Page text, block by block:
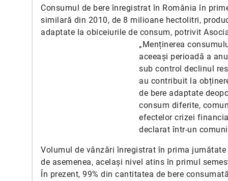
Consumul de bere înregistrat în România în
similară din 2010, de 8 milioane hectolitri,
adaptate la obiceiurile de consum, potrivit
„Menținerea
aceeași perioadă a
sub control declinul
au contribuit la
de bere adaptate
consum diferite,
efectelor crizei
declarat într-un
Volumul de vânzări înregistrat în prima
de asemenea, același nivel atins în primul
În prezent, 99% din cantitatea de bere